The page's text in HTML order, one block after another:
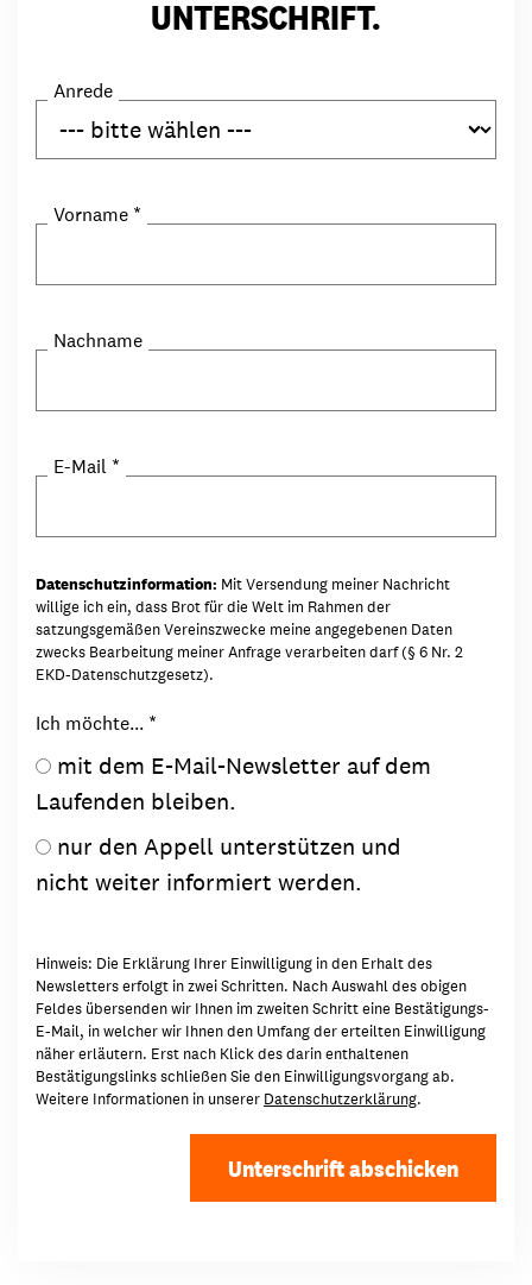
UNTERSCHRIFT.
Anrede
Vorname *
Nachname
E-Mail *
Datenschutzinformation: Mit Versendung meiner Nachricht
willige ich ein, dass Brot für die Welt im Rahmen der
satzungsgemäßen Vereinszwecke meine angegebenen Daten
zwecks Bearbeitung meiner Anfrage verarbeiten darf (§ 6 Nr. 2
EKD-Datenschutzgesetz).
Ich möchte... *
Laufenden bleiben.
nicht weiter informiert werden.
Hinweis: Die Erklärung Ihrer Einwilligung in den Erhalt des
Newsletters erfolgt in zwei Schritten. Nach Auswahl des obigen
Feldes übersenden wir Ihnen im zweiten Schritt eine Bestätigungs-
E-Mail, in welcher wir Ihnen den Umfang der erteilten Einwilligung
näher erläutern. Erst nach Klick des darin enthaltenen
Bestätigungslinks schließen Sie den Einwilligungsvorgang ab.
Weitere Informationen in unserer Datenschutzerklärung.